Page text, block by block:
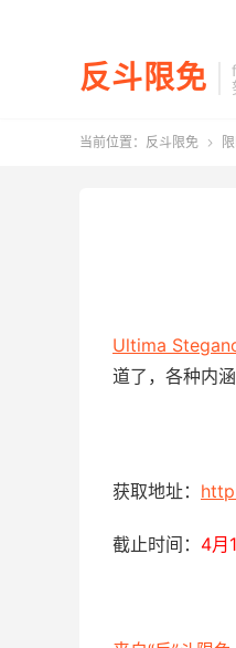
反斗限免
当前位置： 反斗限免 
Ultima
道了，各种内涵
获取地址：
截止时间： 4月